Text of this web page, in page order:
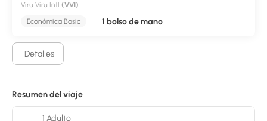
Viru Viru Intl (VVI)
Económica Basic
1 bolso de mano
Detalles
Resumen del viaje
1 Adulto